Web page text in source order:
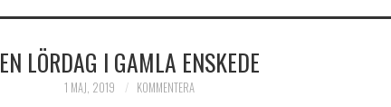
EN LÖRDAG I GAMLA ENSKEDE
1 MAJ, 2019 KOMMENTERA